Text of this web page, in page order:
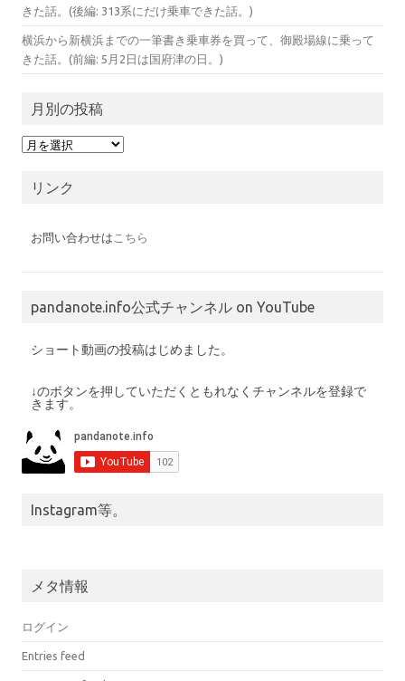
きた話。(後編: 313系にだけ乗車できた話。)
横浜から新横浜までの一筆書き乗車券を買って、御殿場線に乗って
きた話。(前編: 5月2日は国府津の日。)
月別の投稿
月
別
リンク
お問い合わせは こちら
pandanote.info公式チャンネル on YouTube
ショート動画の投稿はじめました。
↓のボタンを押していただくともれなくチャンネルを登録で
きます。
Instagram等。
メタ情報
ログイン
Entries feed